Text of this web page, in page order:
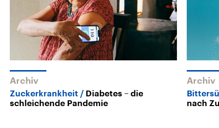
Archiv
Zuckerkrankheit
Diabetes – die
schleichende Pandemie
Archiv
nach